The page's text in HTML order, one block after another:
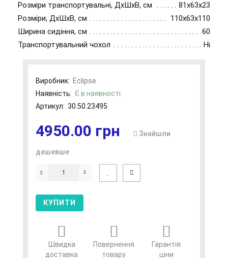
Розміри транспортувальні, ДхШхВ, см
81x63x23
Розміри, ДхШхВ, см
110x63x110
Ширина сидіння, см
60
Транспортувальний чохол
Ні
Виробник: Eclipse
Наявність: Є в наявності
Артикул: 30.50.23495
4950.00 грн Знайшли
дешевше
КУПИТИ
Швидка
доставка
Повернення
товару
Гарантія
ціни